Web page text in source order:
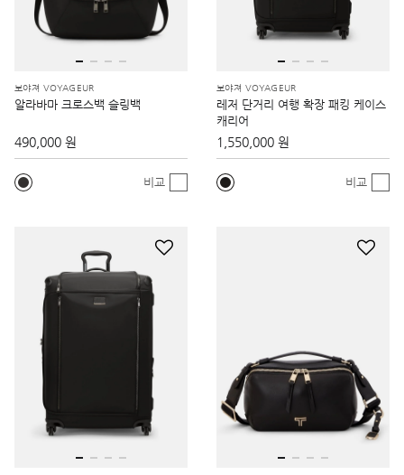
보야져 VOYAGEUR
알라바마 크로스백 슬링백
490,000 원
비교
보야져 VOYAGEUR
레저 단거리 여행 확장 패킹 케이스
캐리어
1,550,000 원
비교